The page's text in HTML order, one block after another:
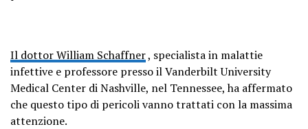
Il dottor William Schaffner, specialista in malattie
infettive e professore presso il Vanderbilt University
Medical Center di Nashville, nel Tennessee, ha affermato
che questo tipo di pericoli vanno trattati con la massima
attenzione.